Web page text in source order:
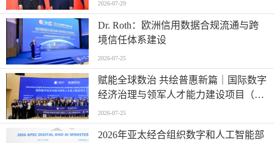
2026-07-29
Dr. Roth：欧洲信用数据合规流通与跨
境信任体系建设
2026-07-25
赋能全球数治 共绘普惠新篇｜国际数字
经济治理与领军人才能力建设项目（第
二期）圆满结业
2026-07-25
2026年亚太经合组织数字和人工智能部